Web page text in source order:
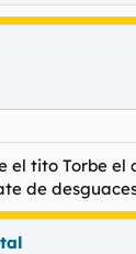
el tito Torbe el
de